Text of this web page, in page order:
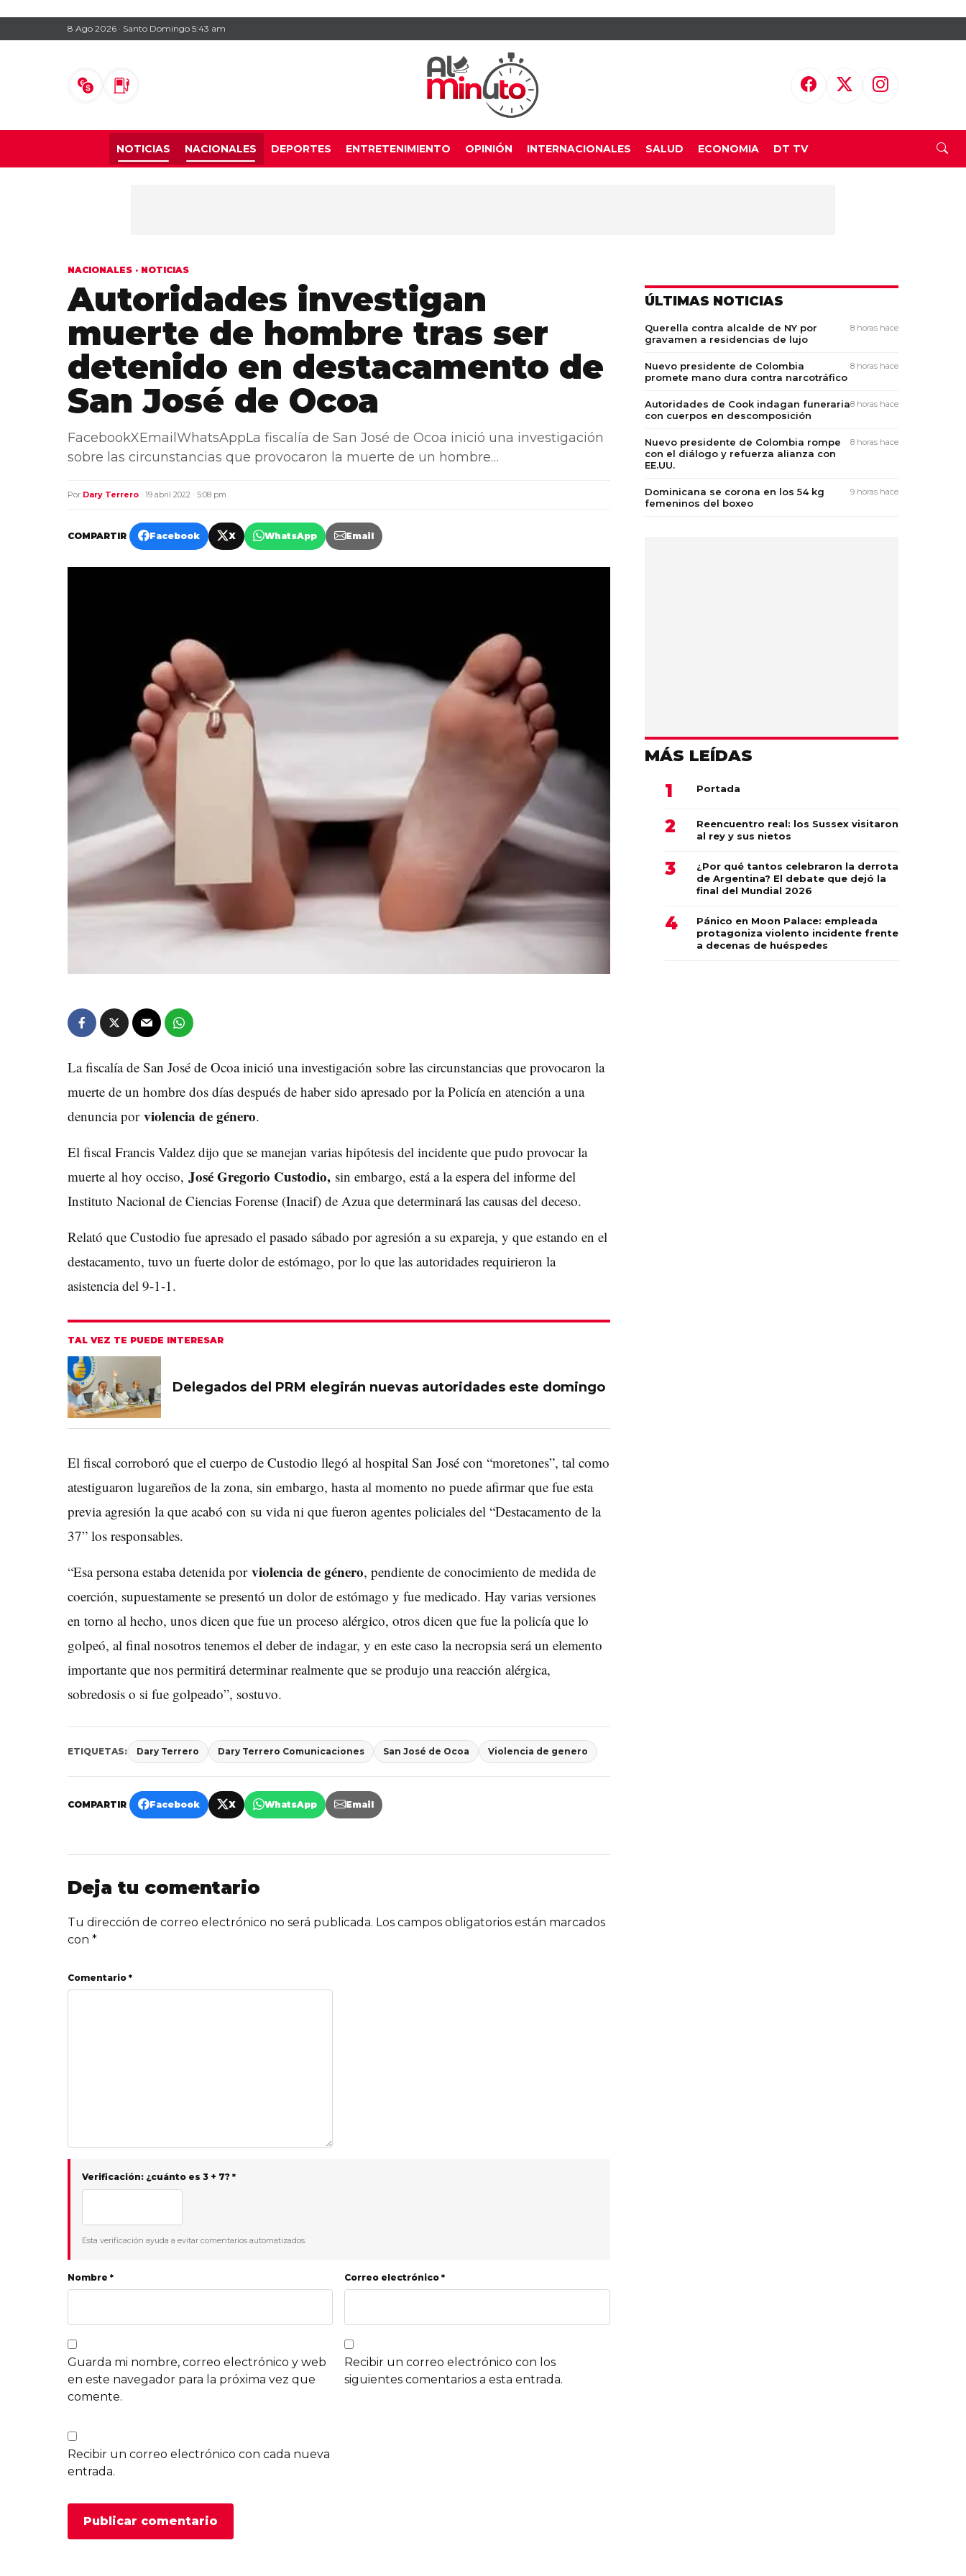
8 Ago 2026 · Santo Domingo 5:43 am
NOTICIAS NACIONALES DEPORTES ENTRETENIMIENTO OPINIÓN INTERNACIONALES SALUD ECONOMIA DT TV
NACIONALES · NOTICIAS
Autoridades investigan
muerte de hombre tras ser
detenido en destacamento de
San José de Ocoa
FacebookXEmailWhatsAppLa fiscalía de San José de Ocoa inició una investigación
sobre las circunstancias que provocaron la muerte de un hombre…
Por Dary Terrero · 19 abril 2022 · 5:08 pm
COMPARTIR Facebook X WhatsApp Email
La fiscalía de San José de Ocoa inició una investigación sobre las circunstancias que provocaron la
muerte de un hombre dos días después de haber sido apresado por la Policía en atención a una
denuncia por violencia de género.
El fiscal Francis Valdez dijo que se manejan varias hipótesis del incidente que pudo provocar la
muerte al hoy occiso, José Gregorio Custodio, sin embargo, está a la espera del informe del
Instituto Nacional de Ciencias Forense (Inacif) de Azua que determinará las causas del deceso.
Relató que Custodio fue apresado el pasado sábado por agresión a su expareja, y que estando en el
destacamento, tuvo un fuerte dolor de estómago, por lo que las autoridades requirieron la
asistencia del 9-1-1.
TAL VEZ TE PUEDE INTERESAR
Delegados del PRM elegirán nuevas autoridades este domingo
El fiscal corroboró que el cuerpo de Custodio llegó al hospital San José con “moretones”, tal como
atestiguaron lugareños de la zona, sin embargo, hasta al momento no puede afirmar que fue esta
previa agresión la que acabó con su vida ni que fueron agentes policiales del “Destacamento de la
37” los responsables.
“Esa persona estaba detenida por violencia de género, pendiente de conocimiento de medida de
coerción, supuestamente se presentó un dolor de estómago y fue medicado. Hay varias versiones
en torno al hecho, unos dicen que fue un proceso alérgico, otros dicen que fue la policía que lo
golpeó, al final nosotros tenemos el deber de indagar, y en este caso la necropsia será un elemento
importante que nos permitirá determinar realmente que se produjo una reacción alérgica,
sobredosis o si fue golpeado”, sostuvo.
ETIQUETAS: Dary Terrero Dary Terrero Comunicaciones San José de Ocoa Violencia de genero
COMPARTIR Facebook X WhatsApp Email
Deja tu comentario
Tu dirección de correo electrónico no será publicada. Los campos obligatorios están marcados
con *
Comentario *
Verificación: ¿cuánto es 3 + 7? *
Esta verificación ayuda a evitar comentarios automatizados.
Nombre * Correo electrónico *
Guarda mi nombre, correo electrónico y web
en este navegador para la próxima vez que
comente.
Recibir un correo electrónico con los
siguientes comentarios a esta entrada.
Recibir un correo electrónico con cada nueva
entrada.
ÚLTIMAS NOTICIAS
Querella contra alcalde de NY por
gravamen a residencias de lujo
8 horas hace
Nuevo presidente de Colombia
promete mano dura contra narcotráfico
8 horas hace
Autoridades de Cook indagan funeraria
con cuerpos en descomposición
8 horas hace
Nuevo presidente de Colombia rompe
con el diálogo y refuerza alianza con
EE.UU.
8 horas hace
Dominicana se corona en los 54 kg
femeninos del boxeo
9 horas hace
MÁS LEÍDAS
Portada
Reencuentro real: los Sussex visitaron
al rey y sus nietos
¿Por qué tantos celebraron la derrota
de Argentina? El debate que dejó la
final del Mundial 2026
Pánico en Moon Palace: empleada
protagoniza violento incidente frente
a decenas de huéspedes